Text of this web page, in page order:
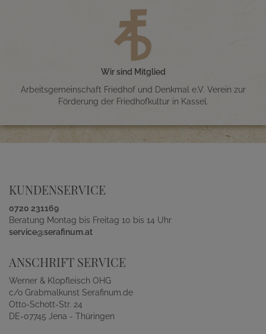
Wir sind Mitglied
Arbeitsgemeinschaft Friedhof und Denkmal e.V. Verein zur
Förderung der Friedhofkultur in Kassel.
KUNDENSERVICE
0720 231169
Beratung Montag bis Freitag 10 bis 14 Uhr
service@serafinum.at
ANSCHRIFT SERVICE
Werner & Klopfleisch OHG
c/o Grabmalkunst Serafinum.de
Otto-Schott-Str. 24
DE-07745 Jena - Thüringen